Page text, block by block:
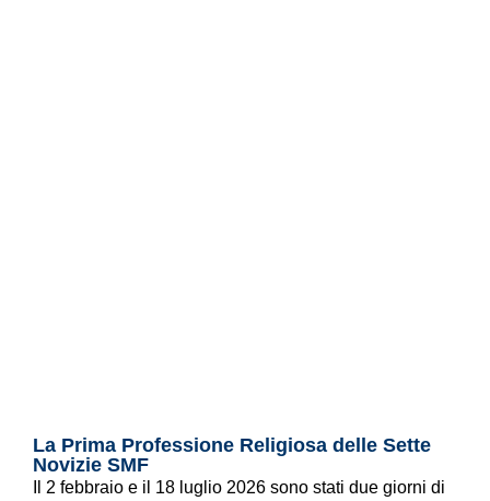
La Prima Professione Religiosa delle Sette
Novizie SMF
Il 2 febbraio e il 18 luglio 2026 sono stati due giorni di